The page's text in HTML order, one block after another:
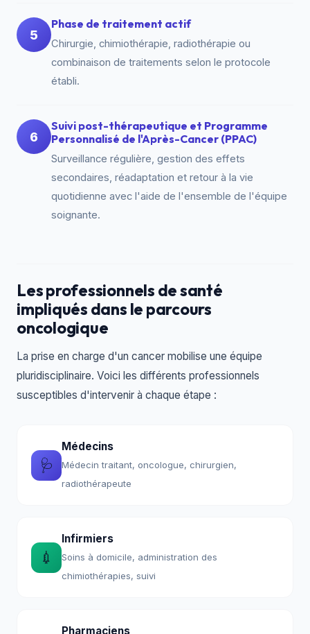
5
Phase de traitement actif
Chirurgie, chimiothérapie, radiothérapie ou
combinaison de traitements selon le protocole
établi.
6
Suivi post-thérapeutique et Programme
Personnalisé de l'Après-Cancer (PPAC)
Surveillance régulière, gestion des effets
secondaires, réadaptation et retour à la vie
quotidienne avec l'aide de l'ensemble de l'équipe
soignante.
Les professionnels de santé
impliqués dans le parcours
oncologique
La prise en charge d'un cancer mobilise une équipe
pluridisciplinaire. Voici les différents professionnels
susceptibles d'intervenir à chaque étape :
🩺
Médecins
Médecin traitant, oncologue, chirurgien,
radiothérapeute
💉
Infirmiers
Soins à domicile, administration des
chimiothérapies, suivi
Pharmaciens